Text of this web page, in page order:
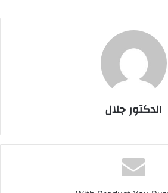
الدكتور جلال